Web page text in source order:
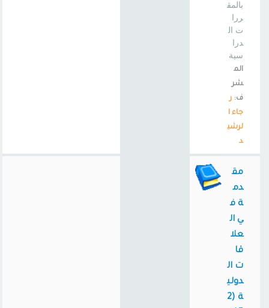
بالمق
ررا
ت ال
درا
سية
الم
شر
ف: ر
جاء ا
لرشي
د
مق
دم
ة ف
ي ال
علا
قا
ت ال
دولي
ة (2